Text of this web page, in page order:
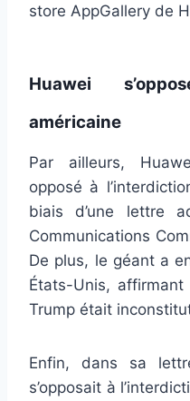
store AppGallery de
Huawei
américaine
Par ailleurs,
opposé à
biais d’une lettre
Communications
De plus, le géant a
États-Unis, affirmant
Trump était
Enfin, dans sa
s’opposait à